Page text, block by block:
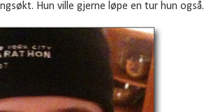
Hun ville gjerne løpe en tur hun også.